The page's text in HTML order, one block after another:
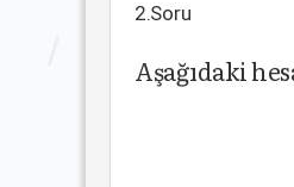
2.Soru
Aşağıdaki